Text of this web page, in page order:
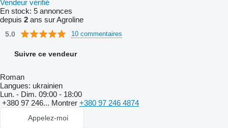
Vendeur vérifié
En stock: 5 annonces
depuis 2 ans sur Agroline
5.0 10 commentaires
Suivre ce vendeur
Roman
Langues: ukrainien
Lun. - Dim. 09:00 - 18:00
+380 97 246... Montrer +380 97 246 4874
Appelez-moi